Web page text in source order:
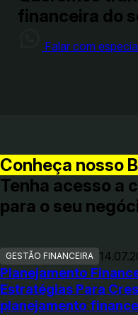
financeira do
Falar com
Conheça nosso
Tenha acesso a
para o seu
GESTÃO FINANCEIRA
Planejamento
Estratégias Para
planejamento